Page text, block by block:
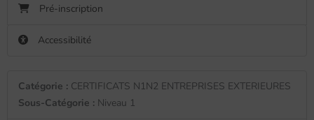
Pré-inscription
Accessibilité
Catégorie : CERTIFICATS N1N2 ENTREPRISES EXTERIEURES
Sous-Catégorie : Niveau 1